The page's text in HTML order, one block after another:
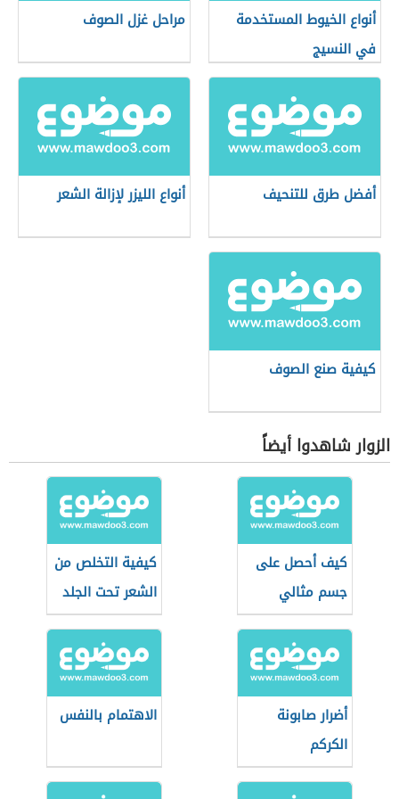
أنواع الخيوط المستخدمة
في النسيج
مراحل غزل الصوف
أفضل طرق للتنحيف أنواع الليزر لإزالة الشعر
كيفية صنع الصوف
الزوار شاهدوا أيضاً
كيف أحصل على
جسم مثالي
كيفية التخلص من
الشعر تحت الجلد
أضرار صابونة
الكركم
الاهتمام بالنفس